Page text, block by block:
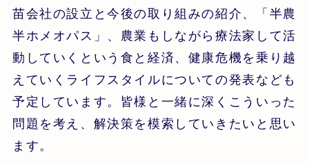
苗会社の設立と今後の取り組みの紹介、「半農
半ホメオパス」、農業もしながら療法家して活
動していくという食と経済、健康危機を乗り越
えていくライフスタイルについての発表なども
予定しています。皆様と一緒に深くこういった
問題を考え、解決策を模索していきたいと思い
ます。